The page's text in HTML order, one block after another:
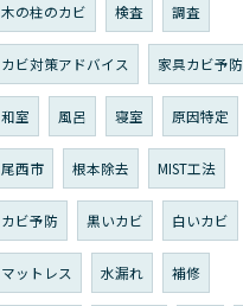
木の柱のカビ 検査 調査
カビ対策アドバイス 家具カビ予防
和室 風呂 寝室 原因特定
尾西市 根本除去 MIST工法
カビ予防 黒いカビ 白いカビ
マットレス 水漏れ 補修